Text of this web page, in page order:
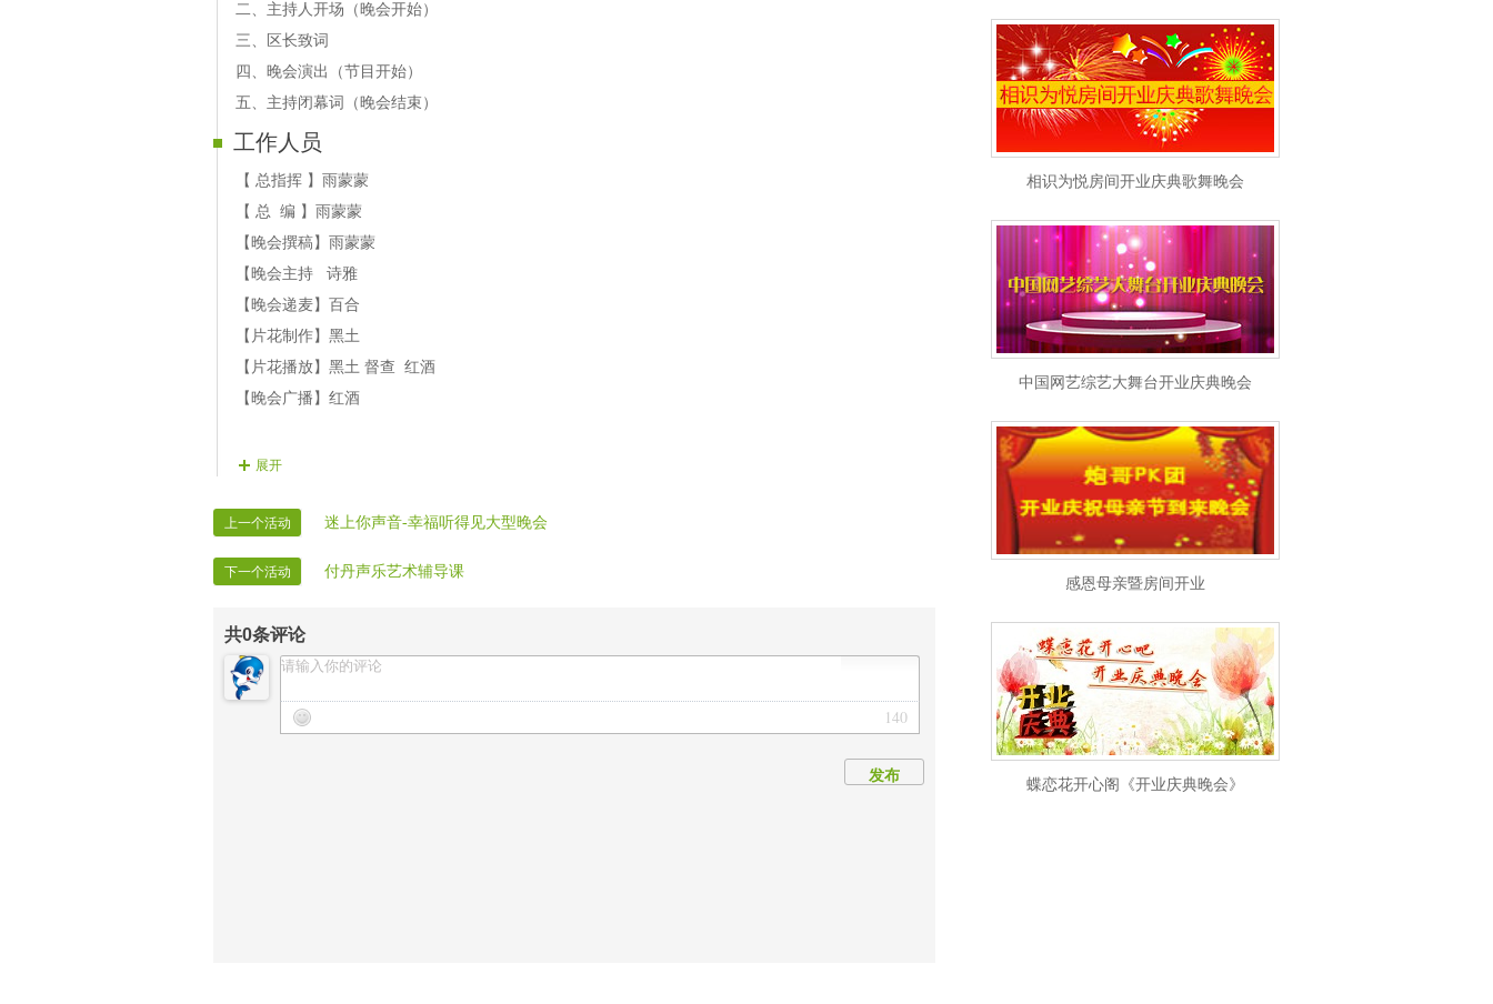
【16号演员】幽雅 歌曲【美丽的草原我的家】
【17号演员】涛涛 歌曲 【牵绊一生情】
【18号演员】扬扬 歌曲【爱在思金拉错】
【19号演员】幻想 歌曲【从未这样心动过】
【20号演员】冰红茶 歌曲 【我的祝福你听到了吗】
【21号演员】相知 歌曲【没有你陪伴我真的好孤单】
【22号演员】微笑 歌曲【月光下的你】
二、主持人开场（晚会开始）
三、区长致词
四、晚会演出（节目开始）
五、主持闭幕词（晚会结束）
工作人员
【 总指挥 】雨蒙蒙
【 总 编 】雨蒙蒙
【晚会撰稿】雨蒙蒙
【晚会主持 诗雅
【晚会递麦】百合
【片花制作】黑土
【片花播放】黑土 督查 红酒
【晚会广播】红酒
展开
上一个活动 迷上你声音-幸福听得见大型晚会
下一个活动 付丹声乐艺术辅导课
共0条评论
140
发布
相识为悦房间开业庆典歌舞晚会
中国网艺综艺大舞台开业庆典晚会
感恩母亲暨房间开业
蝶恋花开心阁《开业庆典晚会》